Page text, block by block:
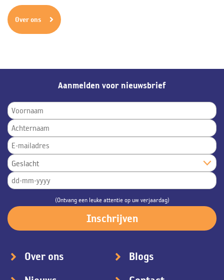
Over ons
Aanmelden voor nieuwsbrief
(Ontvang een leuke attentie op uw verjaardag)
Over ons
Blogs